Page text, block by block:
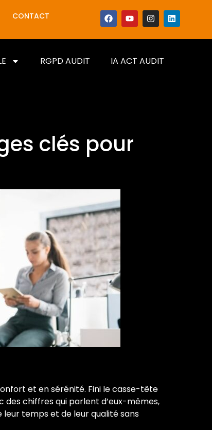
CONTACT
RGPD AUDIT IA ACT AUDIT
clés pour
et en sérénité. Fini le casse-tête
chiffres qui parlent d’eux-mêmes,
temps et de leur qualité sans